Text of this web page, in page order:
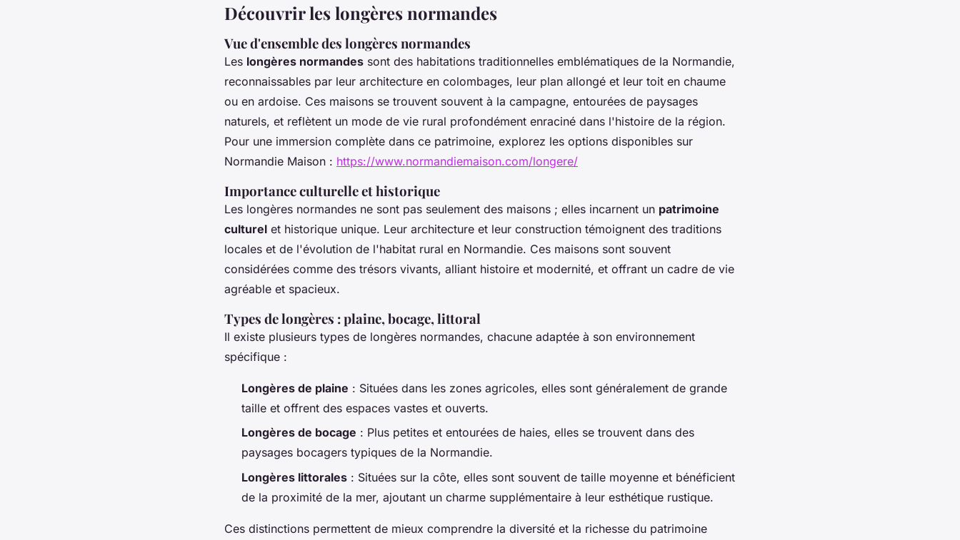
Découvrir les longères normandes
Vue d'ensemble des longères normandes
Les longères normandes sont des habitations traditionnelles emblématiques de la Normandie,
reconnaissables par leur architecture en colombages, leur plan allongé et leur toit en chaume
ou en ardoise. Ces maisons se trouvent souvent à la campagne, entourées de paysages
naturels, et reflètent un mode de vie rural profondément enraciné dans l'histoire de la région.
Pour une immersion complète dans ce patrimoine, explorez les options disponibles sur
Normandie Maison : https://www.normandiemaison.com/longere/
Importance culturelle et historique
Les longères normandes ne sont pas seulement des maisons ; elles incarnent un patrimoine
culturel et historique unique. Leur architecture et leur construction témoignent des traditions
locales et de l'évolution de l'habitat rural en Normandie. Ces maisons sont souvent
considérées comme des trésors vivants, alliant histoire et modernité, et offrant un cadre de vie
agréable et spacieux.
Types de longères : plaine, bocage, littoral
Il existe plusieurs types de longères normandes, chacune adaptée à son environnement
spécifique :
Longères de plaine : Situées dans les zones agricoles, elles sont généralement de grande
taille et offrent des espaces vastes et ouverts.
Longères de bocage : Plus petites et entourées de haies, elles se trouvent dans des
paysages bocagers typiques de la Normandie.
Longères littorales : Situées sur la côte, elles sont souvent de taille moyenne et bénéficient
de la proximité de la mer, ajoutant un charme supplémentaire à leur esthétique rustique.
Ces distinctions permettent de mieux comprendre la diversité et la richesse du patrimoine